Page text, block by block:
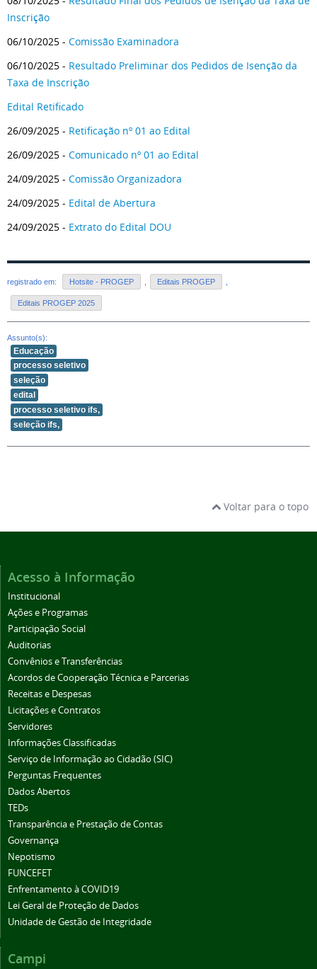
Inscrição
06/10/2025 - Comissão Examinadora
06/10/2025 - Resultado Preliminar dos Pedidos de Isenção da
Taxa de Inscrição
Edital Retificado
26/09/2025 - Retificação nº 01 ao Edital
26/09/2025 - Comunicado nº 01 ao Edital
24/09/2025 - Comissão Organizadora
24/09/2025 - Edital de Abertura
24/09/2025 - Extrato do Edital DOU
registrado em: Hotsite - PROGEP Editais PROGEP
Editais PROGEP 2025
Assunto(s):
Educação
processo seletivo
seleção
edital
processo seletivo ifs,
seleção ifs,
Voltar para o topo
Acesso à Informação
Institucional
Ações e Programas
Participação Social
Auditorias
Convênios e Transferências
Acordos de Cooperação Técnica e Parcerias
Receitas e Despesas
Licitações e Contratos
Servidores
Informações Classificadas
Serviço de Informação ao Cidadão (SIC)
Perguntas Frequentes
Dados Abertos
TEDs
Transparência e Prestação de Contas
Governança
Nepotismo
FUNCEFET
Enfrentamento à COVID19
Lei Geral de Proteção de Dados
Unidade de Gestão de Integridade
Campi